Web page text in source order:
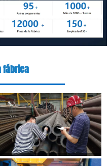
fábrica